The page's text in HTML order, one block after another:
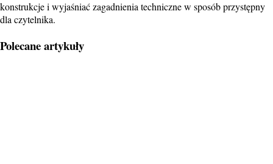
konstrukcje i wyjaśniać zagadnienia techniczne w sposób przystępny
dla czytelnika.
Polecane artykuły